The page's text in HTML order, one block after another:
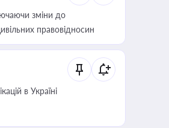
зміни до
правовідносин
в Україні